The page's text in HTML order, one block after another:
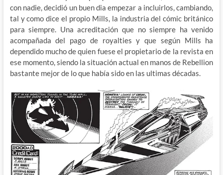
con nadie, decidió un buen dia empezar a incluirlos, cambiando,
tal y como dice el propio Mills, la industria del cómic británico
para siempre. Una acreditación que no siempre ha venido
acompañada del pago de royalties y que según Mills ha
dependido mucho de quien fuese el propietario de la revista en
ese momento, siendo la situación actual en manos de Rebellion
bastante mejor de lo que había sido en las ultimas décadas.